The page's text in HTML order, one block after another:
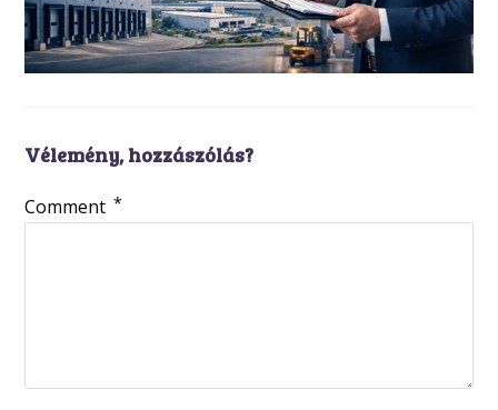
Vélemény, hozzászólás?
Comment *